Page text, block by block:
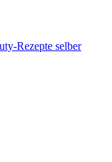
schön: